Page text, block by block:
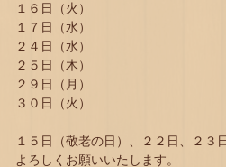
１６日（火）
１７日（水）
２４日（水）
２５日（木）
２９日（月）
３０日（火）
１５日（敬老の日）、２２日、２３
よろしくお願いいたします。